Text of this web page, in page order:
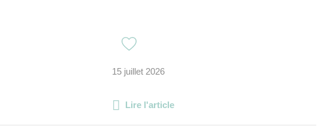
15 juillet 2026
Lire l'article